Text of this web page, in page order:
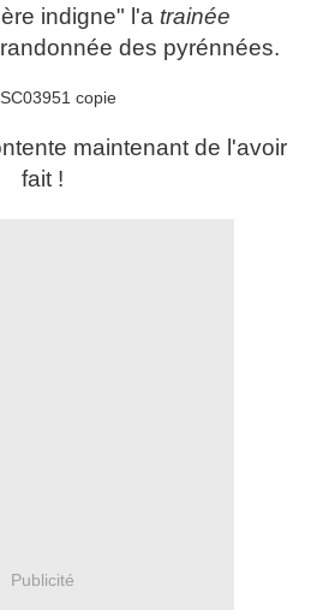
indigne" l'a trainée
des pyrénnées.
maintenant de l'avoir
fait !
Publicité